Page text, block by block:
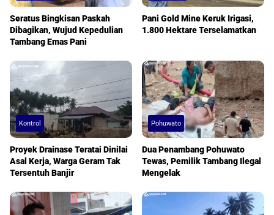
Seratus Bingkisan Paskah
Dibagikan, Wujud Kepedulian
Tambang Emas Pani
Pani Gold Mine Keruk Irigasi,
1.800 Hektare Terselamatkan
Kontrol
Proyek Drainase Teratai Dinilai
Asal Kerja, Warga Geram Tak
Tersentuh Banjir
Pohuwato
Dua Penambang Pohuwato
Tewas, Pemilik Tambang Ilegal
Mengelak